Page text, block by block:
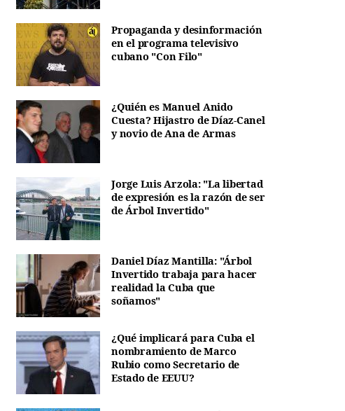
Propaganda y desinformación
en el programa televisivo
cubano "Con Filo"
¿Quién es Manuel Anido
Cuesta? Hijastro de Díaz-Canel
y novio de Ana de Armas
Jorge Luis Arzola: "La libertad
de expresión es la razón de ser
de Árbol Invertido"
Daniel Díaz Mantilla: "Árbol
Invertido trabaja para hacer
realidad la Cuba que
soñamos"
¿Qué implicará para Cuba el
nombramiento de Marco
Rubio como Secretario de
Estado de EEUU?